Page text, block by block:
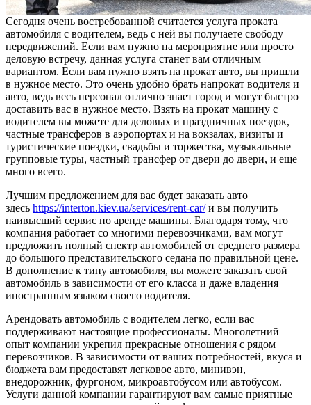
Сегодня очень востребованной считается услуга проката
автомобиля с водителем, ведь с ней вы получаете свободу
передвижений. Если вам нужно на мероприятие или просто
деловую встречу, данная услуга станет вам отличным
вариантом. Если вам нужно взять на прокат авто, вы пришли
в нужное место. Это очень удобно брать напрокат водителя и
авто, ведь весь персонал отлично знает город и могут быстро
доставить вас в нужное место. Взять на прокат машину с
водителем вы можете для деловых и праздничных поездок,
частные трансферов в аэропортах и на вокзалах, визиты и
туристические поездки, свадьбы и торжества, музыкальные
групповые туры, частный трансфер от двери до двери, и еще
много всего.
Лучшим предложением для вас будет заказать авто
здесь https://interton.kiev.ua/services/rent-car/и вы получить
наивысший сервис по аренде машины. Благодаря тому, что
компания работает со многими перевозчиками, вам могут
предложить полный спектр автомобилей от среднего размера
до большого представительского седана по правильной цене.
В дополнение к типу автомобиля, вы можете заказать свой
автомобиль в зависимости от его класса и даже владения
иностранным языком своего водителя.
Арендовать автомобиль с водителем легко, если вас
поддерживают настоящие профессионалы. Многолетний
опыт компании укрепил прекрасные отношения с рядом
перевозчиков. В зависимости от ваших потребностей, вкуса и
бюджета вам предоставят легковое авто, минивэн,
внедорожник, фургоном, микроавтобусом или автобусом.
Услуги данной компании гарантируют вам самые приятные